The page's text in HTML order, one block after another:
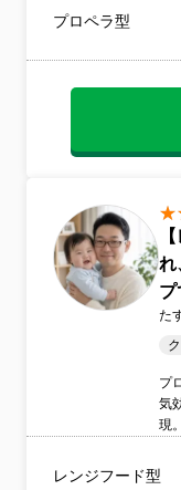
プロペラ型
れ
プ
た
プ
気
現
レンジフード型